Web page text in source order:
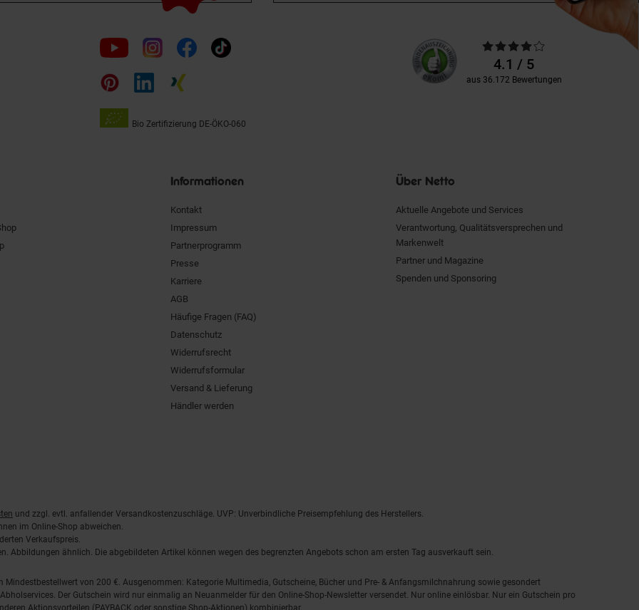
Folge
uns
auf
Bio Zertifizierung DE-ÖKO-060
Unsere
Kundenbewertungen
Durchschnittliche
Bewertungen4.1 / 5
aus 36.172 Bewertungen
Informationen
Kontakt
Impressum
Partnerprogramm
Presse
Karriere
AGB
Häufige Fragen (FAQ)
Datenschutz
Widerrufsrecht
Widerrufsformular
Versand & Lieferung
Händler werden
Über Netto
Aktuelle Angebote und Services
Verantwortung, Qualitätsversprechen und
Markenwelt
Partner und Magazine
Spenden und Sponsoring
und zzgl. evtl. anfallender Versandkostenzuschläge. UVP: Unverbindliche Preisempfehlung des Herstellers.
im Online-Shop abweichen.
Verkaufspreis.
Abbildungen ähnlich. Die abgebildeten Artikel können wegen des begrenzten Angebots schon am ersten Tag ausverkauft sein.
von 200 €. Ausgenommen: Kategorie Multimedia, Gutscheine, Bücher und Pre- & Anfangsmilchnahrung sowie gesondert
Der Gutschein wird nur einmalig an Neuanmelder für den Online-Shop-Newsletter versendet. Nur online einlösbar. Nur ein Gutschein pro
Aktionsvorteilen (PAYBACK oder sonstige Shop-Aktionen) kombinierbar.